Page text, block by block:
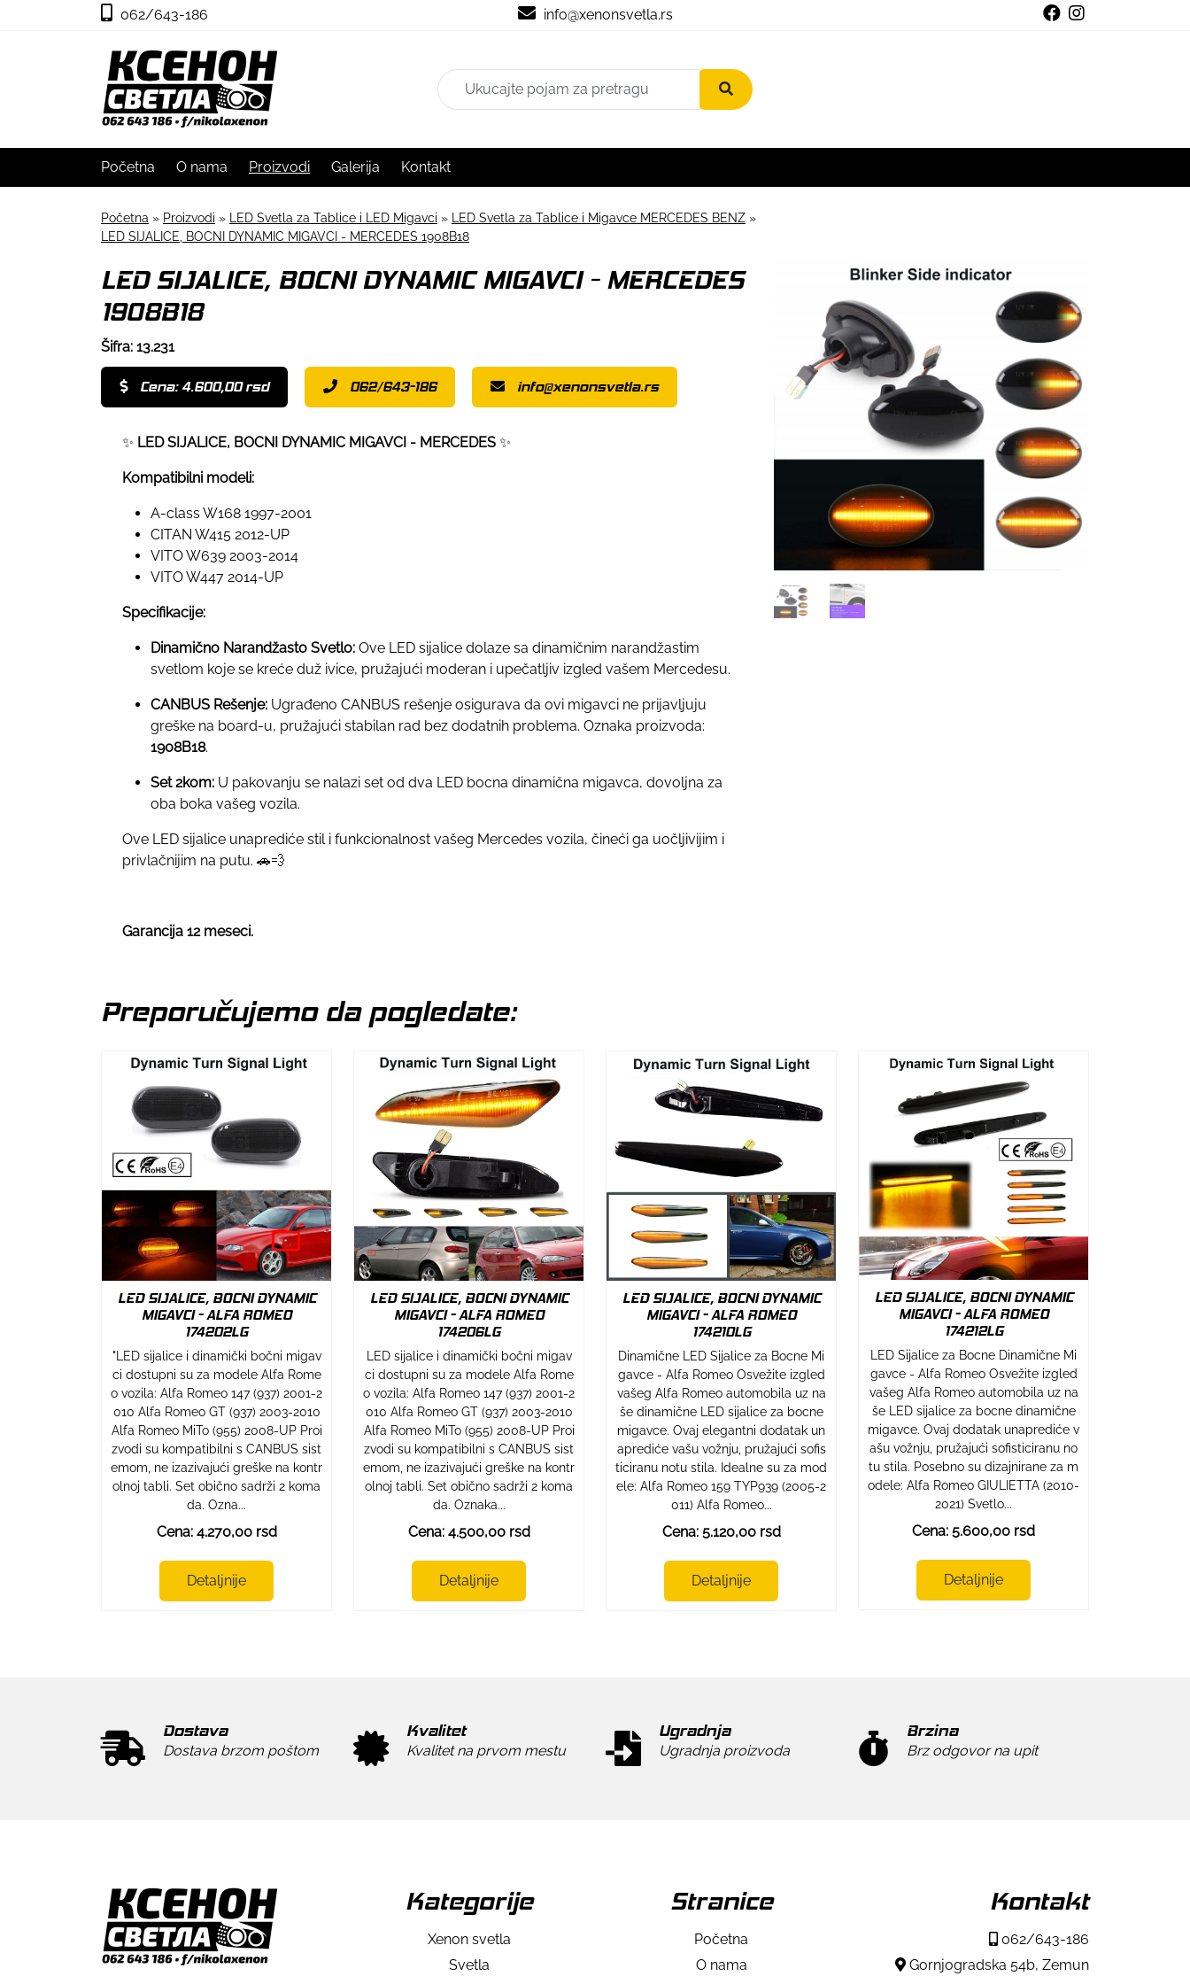
062/643-186 info@xenonsvetla.rs
Početna O nama Proizvodi Galerija Kontakt
Početna » Proizvodi » LED Svetla za Tablice i LED Migavci » LED Svetla za Tablice i Migavce MERCEDES BENZ »
LED SIJALICE, BOCNI DYNAMIC MIGAVCI - MERCEDES 1908B18
LED SIJALICE, BOCNI DYNAMIC MIGAVCI - MERCEDES
1908B18
Šifra: 13.231
Cena: 4.600,00 rsd 062/643-186 info@xenonsvetla.rs
✨ LED SIJALICE, BOCNI DYNAMIC MIGAVCI - MERCEDES ✨
Kompatibilni modeli:
A-class W168 1997-2001
CITAN W415 2012-UP
VITO W639 2003-2014
VITO W447 2014-UP
Specifikacije:
Dinamično Narandžasto Svetlo: Ove LED sijalice dolaze sa dinamičnim narandžastim
svetlom koje se kreće duž ivice, pružajući moderan i upečatljiv izgled vašem Mercedesu.
CANBUS Rešenje: Ugrađeno CANBUS rešenje osigurava da ovi migavci ne prijavljuju
greške na board-u, pružajući stabilan rad bez dodatnih problema. Oznaka proizvoda:
1908B18.
Set 2kom: U pakovanju se nalazi set od dva LED bocna dinamična migavca, dovoljna za
oba boka vašeg vozila.
Ove LED sijalice unaprediće stil i funkcionalnost vašeg Mercedes vozila, čineći ga uočljivijim i
privlačnijim na putu. 🚗💨
Garancija 12 meseci.
Preporučujemo da pogledate:
LED SIJALICE, BOCNI DYNAMIC
MIGAVCI - ALFA ROMEO
174202LG
"LED sijalice i dinamički bočni migav
ci dostupni su za modele Alfa Rome
o vozila: Alfa Romeo 147 (937) 2001-2
010 Alfa Romeo GT (937) 2003-2010
Alfa Romeo MiTo (955) 2008-UP Proi
zvodi su kompatibilni s CANBUS sist
emom, ne izazivajući greške na kontr
olnoj tabli. Set obično sadrži 2 koma
da. Ozna...
Cena: 4.270,00 rsd
Detaljnije
LED SIJALICE, BOCNI DYNAMIC
MIGAVCI - ALFA ROMEO
174206LG
LED sijalice i dinamički bočni migav
ci dostupni su za modele Alfa Rome
o vozila: Alfa Romeo 147 (937) 2001-2
010 Alfa Romeo GT (937) 2003-2010
Alfa Romeo MiTo (955) 2008-UP Proi
zvodi su kompatibilni s CANBUS sist
emom, ne izazivajući greške na kontr
olnoj tabli. Set obično sadrži 2 koma
da. Oznaka...
Cena: 4.500,00 rsd
Detaljnije
LED SIJALICE, BOCNI DYNAMIC
MIGAVCI - ALFA ROMEO
174210LG
Dinamične LED Sijalice za Bocne Mi
gavce - Alfa Romeo Osvežite izgled
vašeg Alfa Romeo automobila uz na
še dinamične LED sijalice za bocne
migavce. Ovaj elegantni dodatak un
aprediće vašu vožnju, pružajući sofis
ticiranu notu stila. Idealne su za mod
ele: Alfa Romeo 159 TYP939 (2005-2
011) Alfa Romeo...
Cena: 5.120,00 rsd
Detaljnije
LED SIJALICE, BOCNI DYNAMIC
MIGAVCI - ALFA ROMEO
174212LG
LED Sijalice za Bocne Dinamične Mi
gavce - Alfa Romeo Osvežite izgled
vašeg Alfa Romeo automobila uz na
še LED sijalice za bocne dinamične
migavce. Ovaj dodatak unaprediće v
ašu vožnju, pružajući sofisticiranu no
tu stila. Posebno su dizajnirane za m
odele: Alfa Romeo GIULIETTA (2010-
2021) Svetlo...
Cena: 5.600,00 rsd
Detaljnije
Dostava
Dostava brzom poštom
Kvalitet
Kvalitet na prvom mestu
Ugradnja
Ugradnja proizvoda
Brzina
Brz odgovor na upit
Kategorije
Xenon svetla
Svetla
Stranice
Početna
O nama
Kontakt
062/643-186
Gornjogradska 54b, Zemun